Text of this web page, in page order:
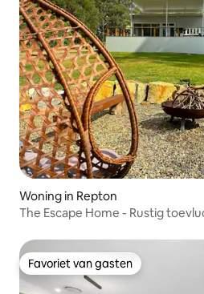
Woning in Repton
The Escape Home - Rustig
Favoriet van gasten
Favoriet van gasten